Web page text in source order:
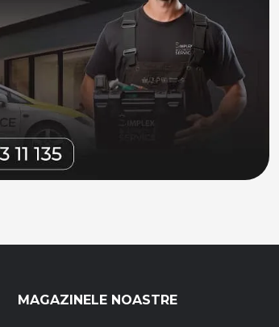
MAGAZINELE NOASTRE